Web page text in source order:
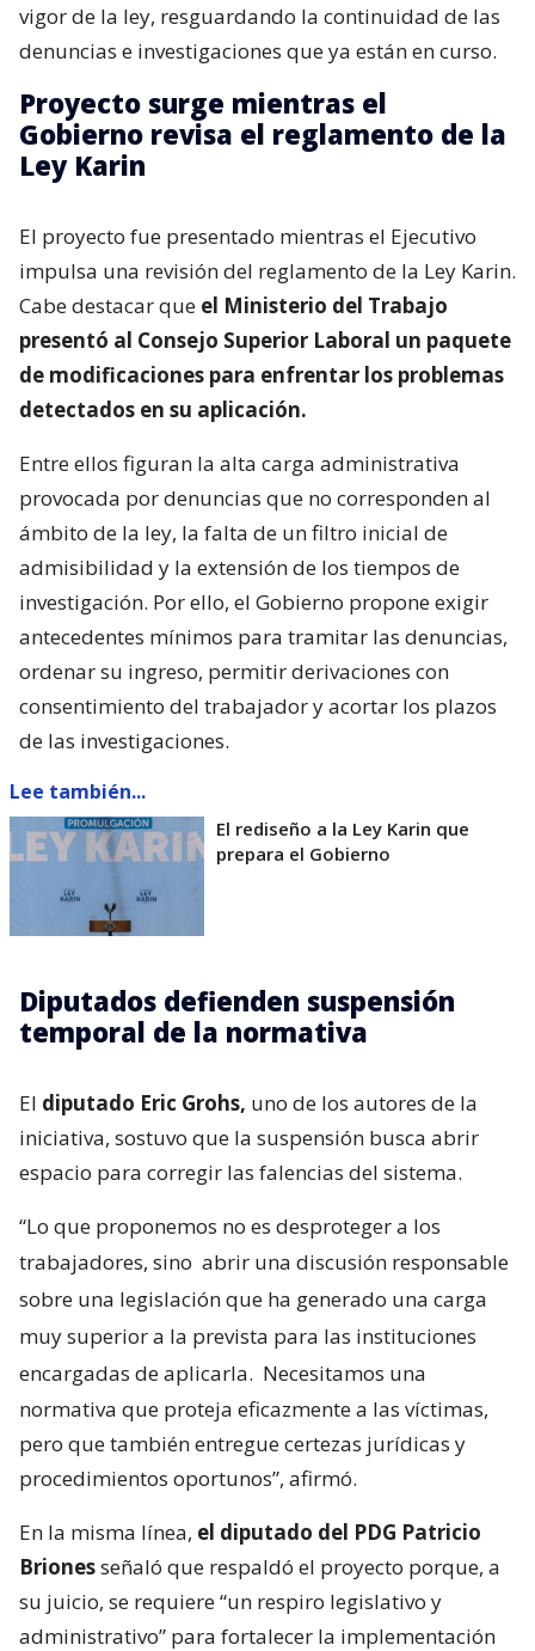
vigor de la ley, resguardando la continuidad de las
denuncias e investigaciones que ya están en curso.
Proyecto surge mientras el
Gobierno revisa el reglamento de la
Ley Karin
El proyecto fue presentado mientras el Ejecutivo
impulsa una revisión del reglamento de la Ley Karin.
Cabe destacar que el Ministerio del Trabajo
presentó al Consejo Superior Laboral un paquete
de modificaciones para enfrentar los problemas
detectados en su aplicación.
Entre ellos figuran la alta carga administrativa
provocada por denuncias que no corresponden al
ámbito de la ley, la falta de un filtro inicial de
admisibilidad y la extensión de los tiempos de
investigación. Por ello, el Gobierno propone exigir
antecedentes mínimos para tramitar las denuncias,
ordenar su ingreso, permitir derivaciones con
consentimiento del trabajador y acortar los plazos
de las investigaciones.
Lee también...
El rediseño a la Ley Karin que
prepara el Gobierno
Diputados defienden suspensión
temporal de la normativa
El diputado Eric Grohs, uno de los autores de la
iniciativa, sostuvo que la suspensión busca abrir
espacio para corregir las falencias del sistema.
“Lo que proponemos no es desproteger a los
trabajadores, sino abrir una discusión responsable
sobre una legislación que ha generado una carga
muy superior a la prevista para las instituciones
encargadas de aplicarla. Necesitamos una
normativa que proteja eficazmente a las víctimas,
pero que también entregue certezas jurídicas y
procedimientos oportunos”, afirmó.
En la misma línea, el diputado del PDG Patricio
Brionesseñaló que respaldó el proyecto porque, a
su juicio, se requiere “un respiro legislativo y
administrativo” para fortalecer la implementación